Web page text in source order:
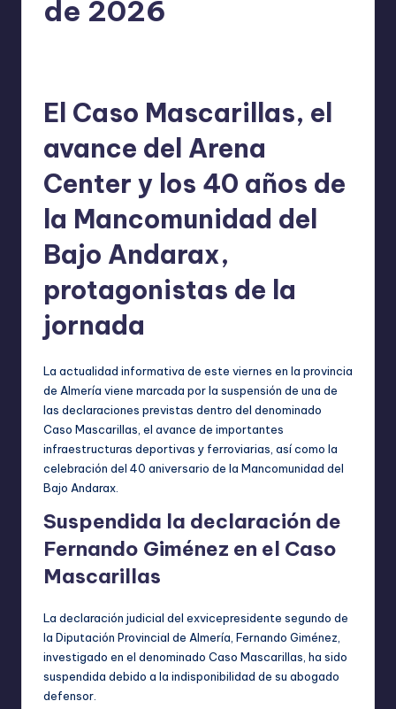
de 2026
El Caso Mascarillas, el
avance del Arena
Center y los 40 años de
la Mancomunidad del
Bajo Andarax,
protagonistas de la
jornada
La actualidad informativa de este viernes en la provincia
de Almería viene marcada por la suspensión de una de
las declaraciones previstas dentro del denominado
Caso Mascarillas, el avance de importantes
infraestructuras deportivas y ferroviarias, así como la
celebración del 40 aniversario de la Mancomunidad del
Bajo Andarax.
Suspendida la declaración de
Fernando Giménez en el Caso
Mascarillas
La declaración judicial del exvicepresidente segundo de
la Diputación Provincial de Almería, Fernando Giménez,
investigado en el denominado Caso Mascarillas, ha sido
suspendida debido a la indisponibilidad de su abogado
defensor.